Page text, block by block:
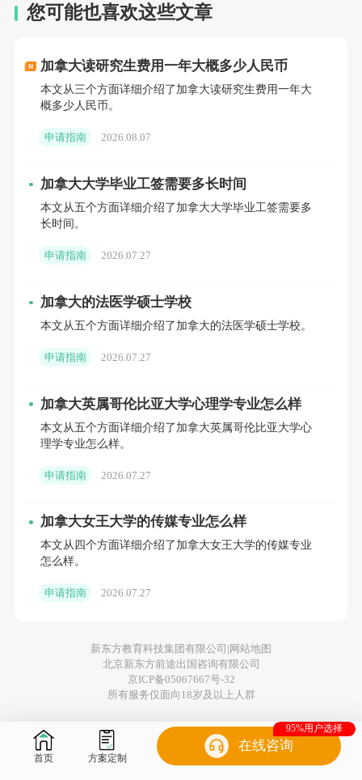
币），硕士 1.8万-3万加元（约9.5万-15.9万人民
币）：
币），Co-op项目额外收取每学期500加元实习管理
费；
币），硕士商科3万加元/年（约15.9万人民币）。
性价比蕞高，本科年均学费 1.5万-2.5万加元（约8
万-13.3万人民币），硕士 1.2万-2万加元（约6.4
万-10.6万人民币）：
圣玛丽大学：商科本科1.8万加元/年（约9.5万人民
阿卡迪亚大学：理科本科2万加元/年（约10.6万人民
币），硕士文科1.5万加元/年（约8万人民币）。
（2）专业差异：商科＞工程＞文科＞理科
您可能也喜欢这些文章
加拿大读研究生费用一年大概多少人民币
本文从三个方面详细介绍了加拿大读研究生费用一年大
概多少人民币。
申请指南 2026.08.07
加拿大大学毕业工签需要多长时间
本文从五个方面详细介绍了加拿大大学毕业工签需要多
长时间。
申请指南 2026.07.27
加拿大的法医学硕士学校
本文从五个方面详细介绍了加拿大的法医学硕士学校。
申请指南 2026.07.27
加拿大英属哥伦比亚大学心理学专业怎么样
本文从五个方面详细介绍了加拿大英属哥伦比亚大学心
理学专业怎么样。
申请指南 2026.07.27
加拿大女王大学的传媒专业怎么样
本文从四个方面详细介绍了加拿大女王大学的传媒专业
怎么样。
申请指南 2026.07.27
新东方教育科技集团有限公司| 网站地图
北京新东方前途出国咨询有限公司
京ICP备05067667号-32
所有服务仅面向18岁及以上人群
首页 方案定制
在线咨询
95%用户选择